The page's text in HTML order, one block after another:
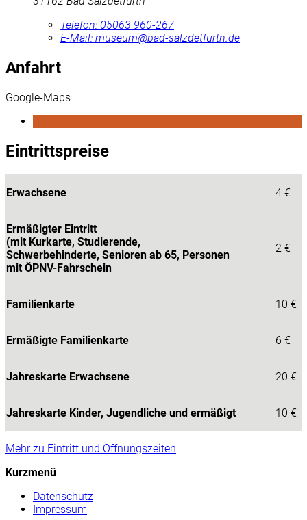
Telefon: 05063 960-267
E-Mail: museum@bad-salzdetfurth.de
Anfahrt
Google-Maps
Eintrittspreise
Erwachsene 4 €
Ermäßigter Eintritt
(mit Kurkarte, Studierende,
Schwerbehinderte, Senioren ab 65, Personen
mit ÖPNV-Fahrschein
2 €
Familienkarte 10 €
Ermäßigte Familienkarte 6 €
Jahreskarte Erwachsene 20 €
Jahreskarte Kinder, Jugendliche und ermäßigt 10 €
Mehr zu Eintritt und Öffnungszeiten
Kurzmenü
Datenschutz
Impressum